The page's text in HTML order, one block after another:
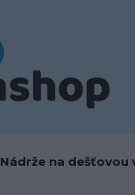
Nádrže na dešťovou